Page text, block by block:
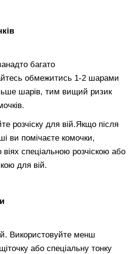
багато
обмежитись 1-2 шарами
шарів, тим вищий ризик
розчіску для вій.Якщо після
ви помічаєте комочки,
віях спеціальною розчіскою або
для вій.
Використовуйте менш
або спеціальну тонку